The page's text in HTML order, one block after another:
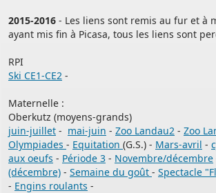
2015-2016 - Les liens sont remis au fur et à
ayant mis fin à Picasa, tous les liens sont
RPI
Ski CE1-CE2 -
Maternelle :
Oberkutz (moyens-grands)
juin-juillet - mai-juin - Zoo Landau2 - Zoo
Olympiades - Equitation (G.S.) - Mars-avril -
aux oeufs - Période 3 - Novembre/décembre
(décembre) - Semaine du goût - Spectacle
- Engins roulants -